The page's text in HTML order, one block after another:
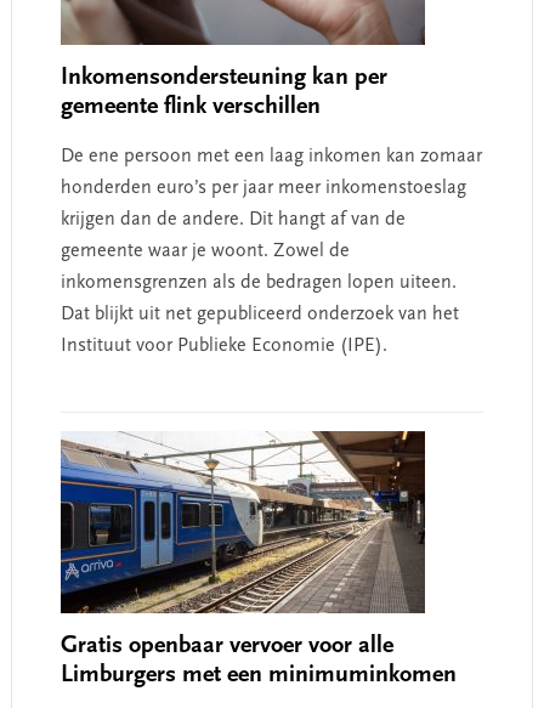
Inkomensondersteuning kan per
gemeente flink verschillen
De ene persoon met een laag inkomen kan zomaar
honderden euro’s per jaar meer inkomenstoeslag
krijgen dan de andere. Dit hangt af van de
gemeente waar je woont. Zowel de
inkomensgrenzen als de bedragen lopen uiteen.
Dat blijkt uit net gepubliceerd onderzoek van het
Instituut voor Publieke Economie (IPE).
Gratis openbaar vervoer voor alle
Limburgers met een minimuminkomen